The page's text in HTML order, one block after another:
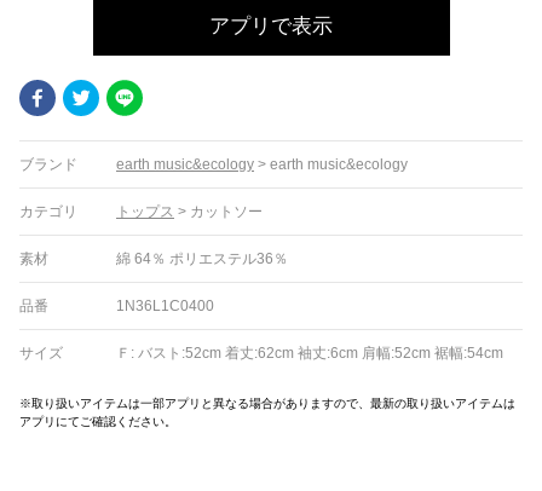
アプリで表示
FacebookTwitter
ブランド earth music&ecology > earth music&ecology
カテゴリ トップス > カットソー
素材 綿 64％ ポリエステル36％
品番 1N36L1C0400
サイズ Ｆ: バスト:52cm 着丈:62cm 袖丈:6cm 肩幅:52cm 裾幅:54cm
※取り扱いアイテムは一部アプリと異なる場合がありますので、最新の取り扱いアイテムは
アプリにてご確認ください。